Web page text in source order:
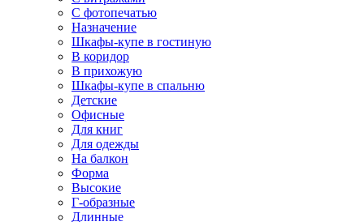
С фотопечатью
Назначение
Шкафы-купе в гостиную
В коридор
В прихожую
Шкафы-купе в спальню
Детские
Офисные
Для книг
Для одежды
На балкон
Форма
Высокие
Г-образные
Длинные